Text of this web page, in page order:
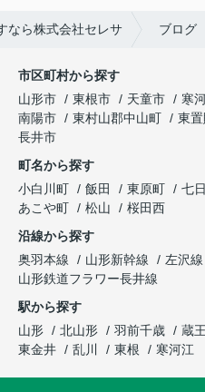
なら株式会社セレサ ブログ
市区町村から探す
山形市
東根市 天童市 寒
南陽市
東村山郡中山町 東
長井市
町名から探す
小白川町
飯田 東原町 七
あこや町
松山
桜田西
沿線から探す
奥羽本線
山形新幹線 左沢線
山形鉄道フラワー長井線
駅から探す
山形
北山形 羽前千歳 蔵王
東金井
乱川 東根 寒河江